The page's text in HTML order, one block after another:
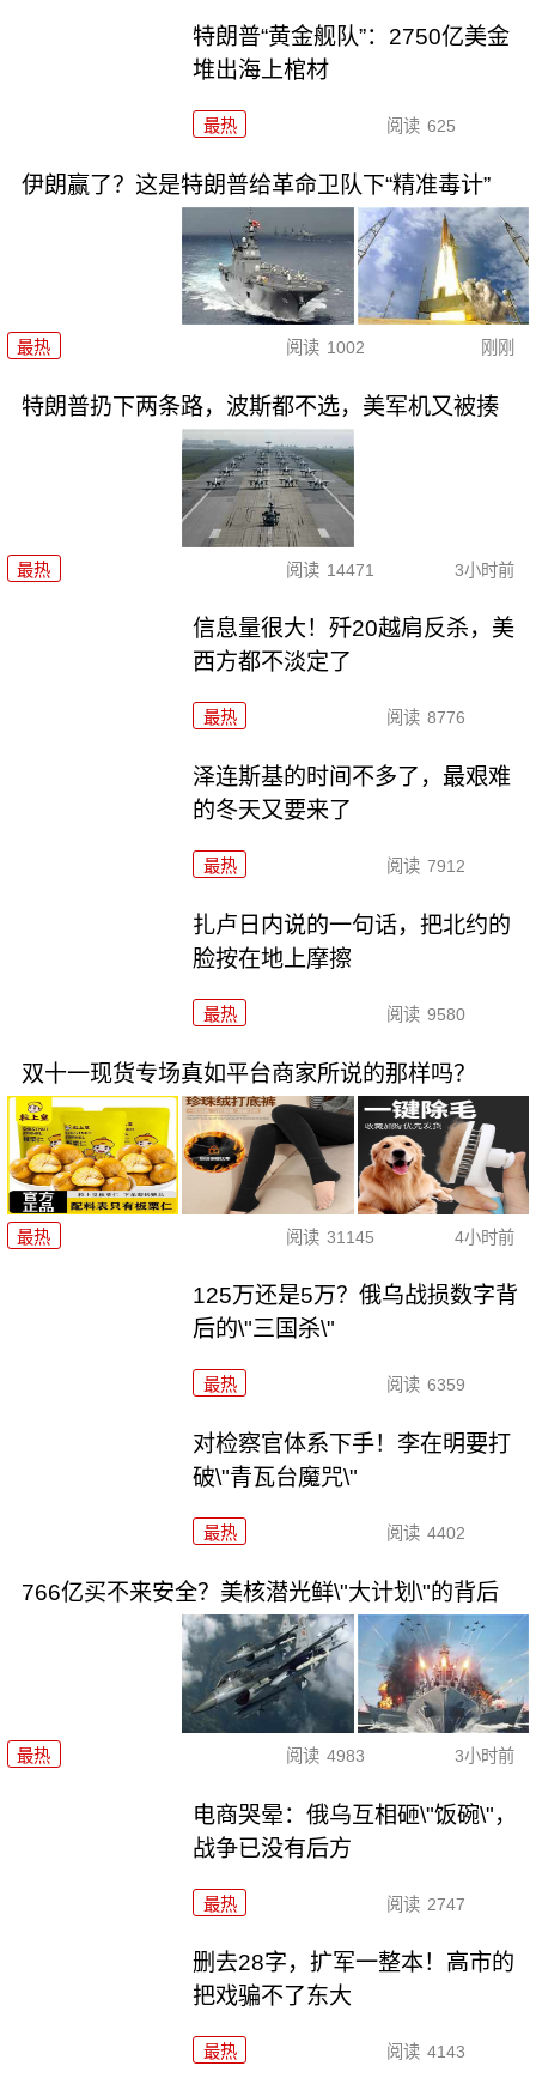
特朗普“黄金舰队”：2750亿美金
堆出海上棺材
最热 阅读 625
伊朗赢了？这是特朗普给革命卫队下“精准毒计”
最热 阅读 1002 刚刚
特朗普扔下两条路，波斯都不选，美军机又被揍
最热 阅读 14471 3小时前
信息量很大！歼20越肩反杀，美
西方都不淡定了
最热 阅读 8776
泽连斯基的时间不多了，最艰难
的冬天又要来了
最热 阅读 7912
扎卢日内说的一句话，把北约的
脸按在地上摩擦
最热 阅读 9580
双十一现货专场真如平台商家所说的那样吗？
最热 阅读 31145 4小时前
125万还是5万？俄乌战损数字背
后的\"三国杀\"
最热 阅读 6359
对检察官体系下手！李在明要打
破\"青瓦台魔咒\"
最热 阅读 4402
766亿买不来安全？美核潜光鲜\"大计划\"的背后
最热 阅读 4983 3小时前
电商哭晕：俄乌互相砸\"饭碗\"，
战争已没有后方
最热 阅读 2747
删去28字，扩军一整本！高市的
把戏骗不了东大
最热 阅读 4143